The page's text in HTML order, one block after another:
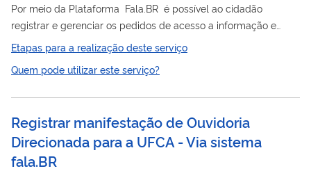
Por meio da Plataforma Fala.BR é possível ao cidadão
registrar e gerenciar os pedidos de acesso a informação e
respostas realizadas ao Poder Executivo Federal,
endereçando-as ao órgão responsável, neste caso a Fundação
Nacional do Índio - Funai. O atendimento, prazos e normas
do sistema e-SIC, é possível realizar ações como registro e
acompanhamento de pedidos de acesso à...
Etapas para a realização deste serviço
Quem pode utilizar este serviço?
Registrar manifestação de Ouvidoria
Direcionada para a UFCA - Via sistema
fala.BR